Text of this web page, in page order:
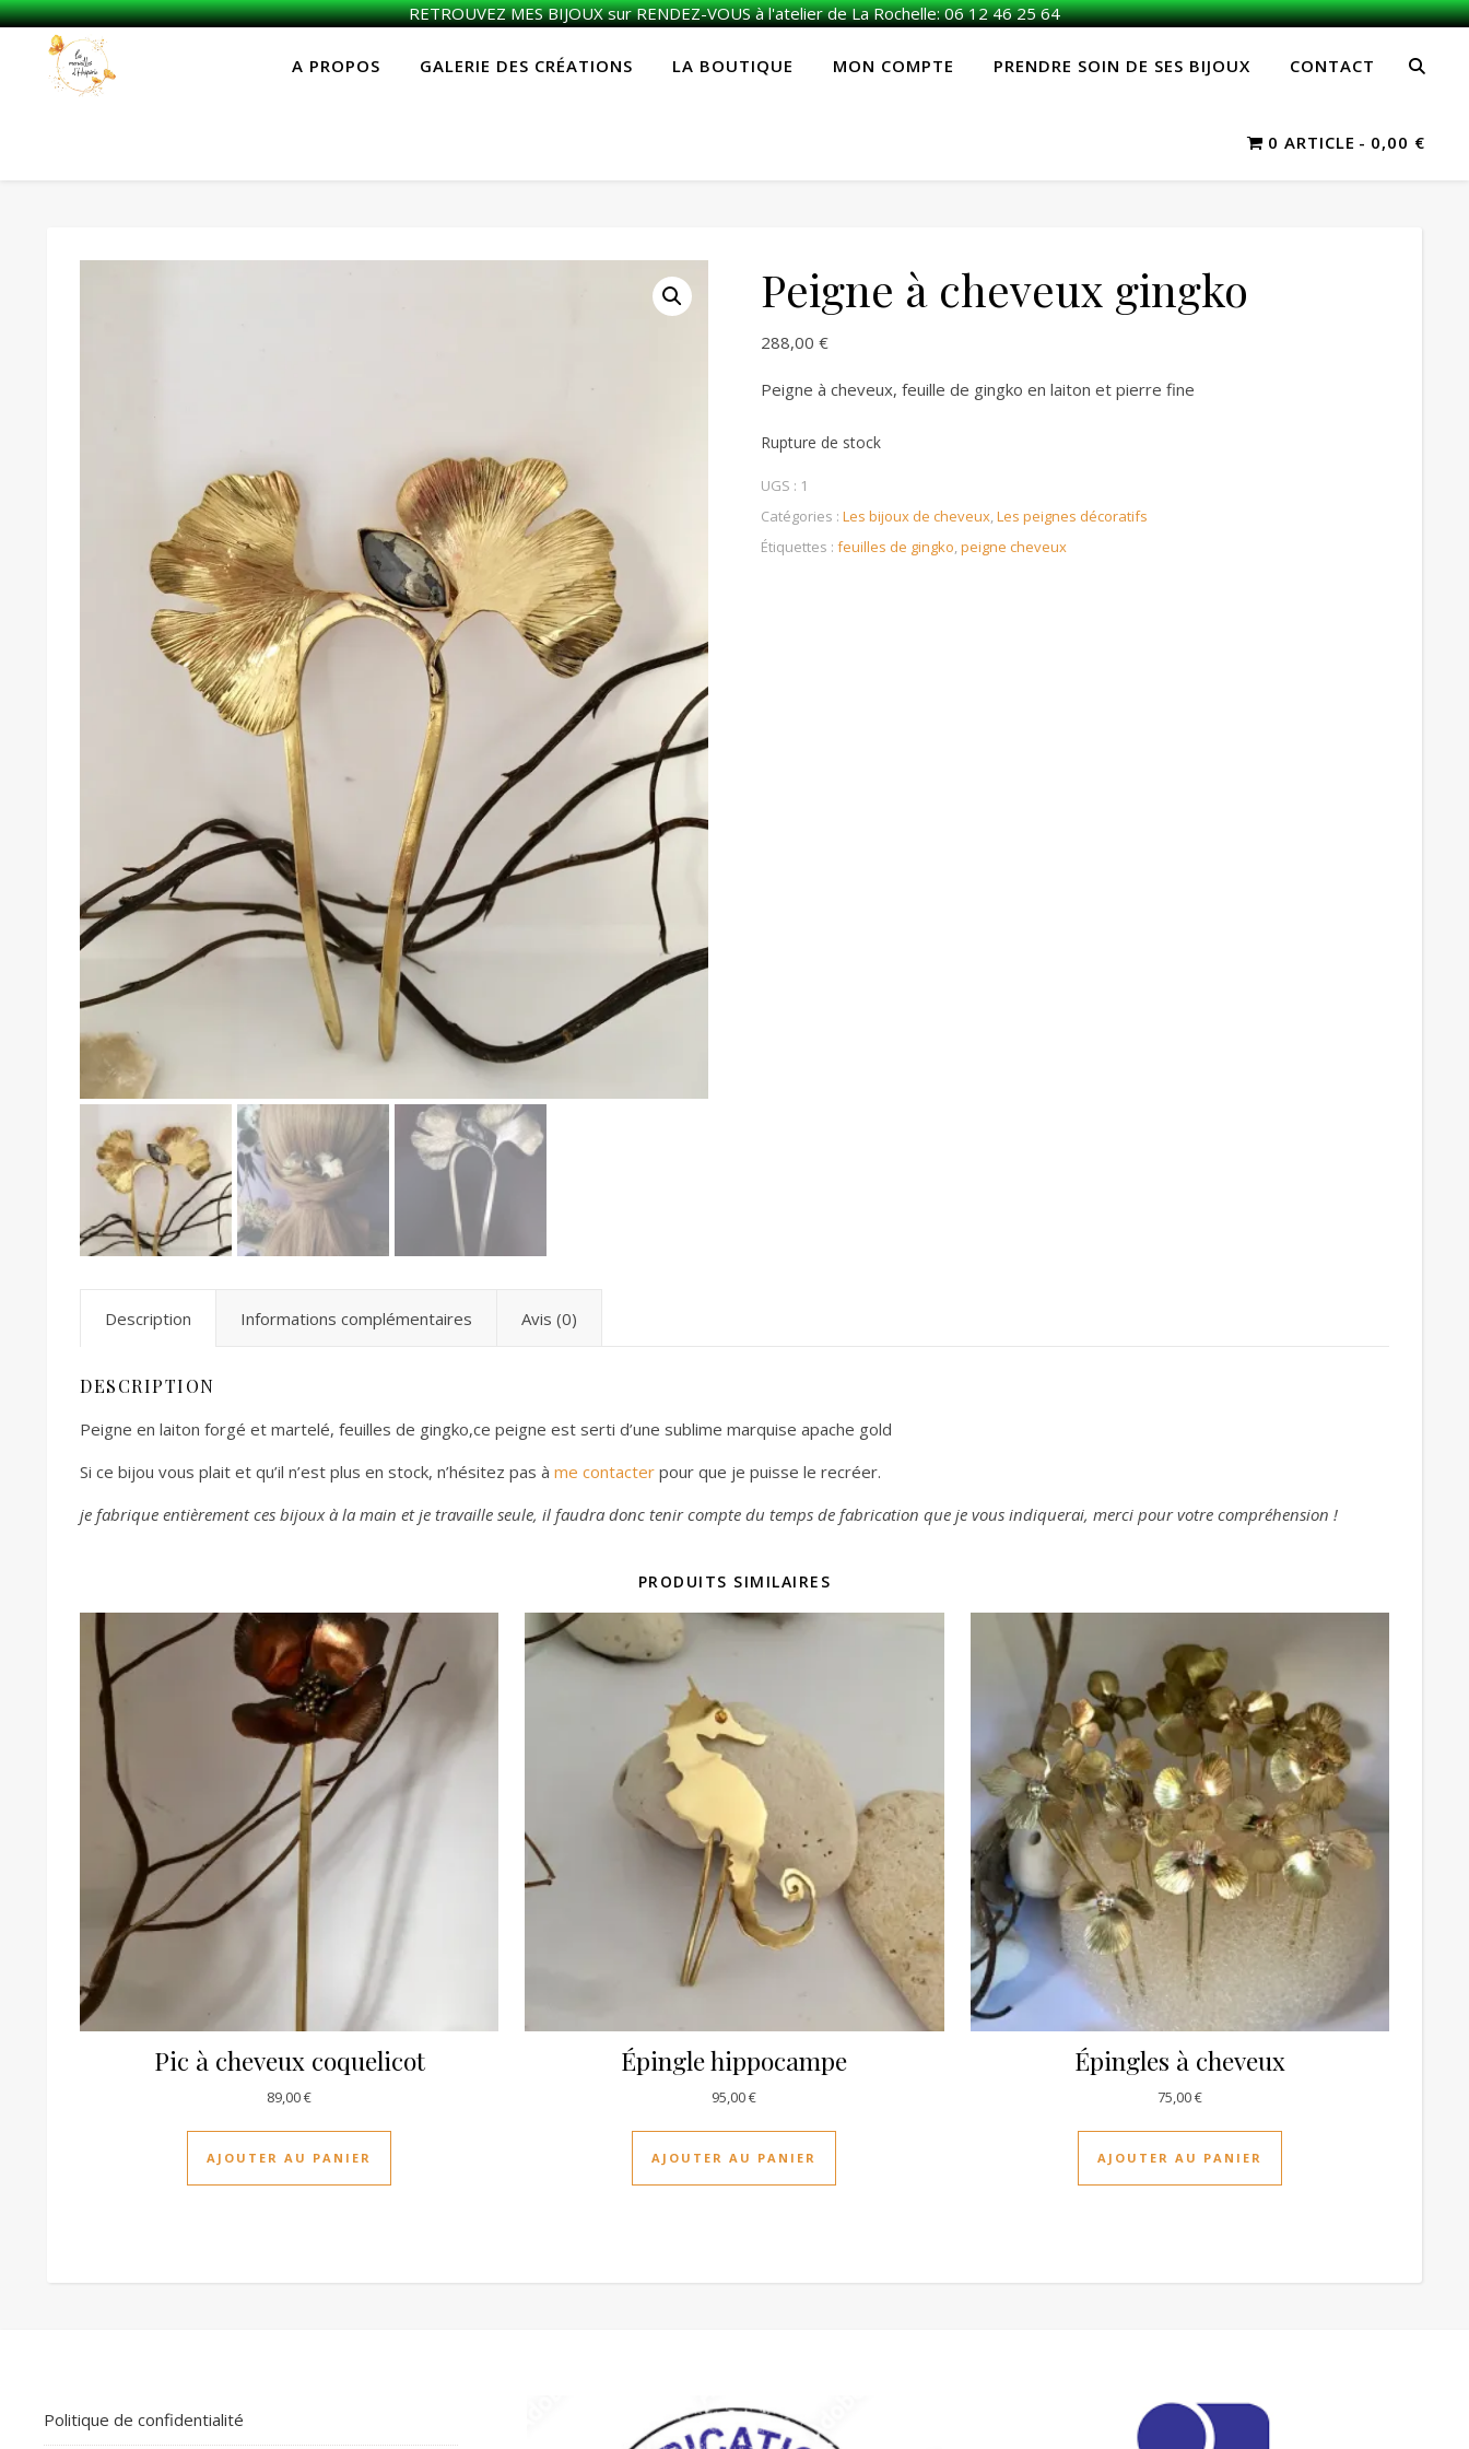
RETROUVEZ MES BIJOUX sur RENDEZ-VOUS à l'atelier de La Rochelle: 06 12 46 25 64
A PROPOS GALERIE DES CRÉATIONS LA BOUTIQUE MON COMPTE PRENDRE SOIN DE SES BIJOUX CONTACT
0 ARTICLE 0,00 €
Peigne à cheveux gingko
288,00 €
Peigne à cheveux, feuille de gingko en laiton et pierre fine
Rupture de stock
UGS : 1
Catégories : Les bijoux de cheveux,Les peignes décoratifs
Étiquettes : feuilles de gingko,peigne cheveux
Description Informations complémentaires Avis (0)
DESCRIPTION
Peigne en laiton forgé et martelé, feuilles de gingko,ce peigne est serti d’une sublime marquise apache gold
Si ce bijou vous plait et qu’il n’est plus en stock, n’hésitez pas à me contacter pour que je puisse le recréer.
je fabrique entièrement ces bijoux à la main et je travaille seule, il faudra donc tenir compte du temps de fabrication que je vous indiquerai, merci pour votre compréhension !
PRODUITS SIMILAIRES
Pic à cheveux coquelicot
89,00€
AJOUTER AU PANIER
Épingle hippocampe
95,00€
AJOUTER AU PANIER
Épingles à cheveux
75,00€
AJOUTER AU PANIER
Politique de confidentialité